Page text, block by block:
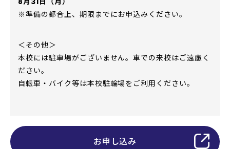
※準備の都合上、期限までにお申込みください。
＜その他＞
本校には駐車場がございません。車での来校はご遠慮く
ださい。
自転車・バイク等は本校駐輪場をご利用ください。
お申し込み